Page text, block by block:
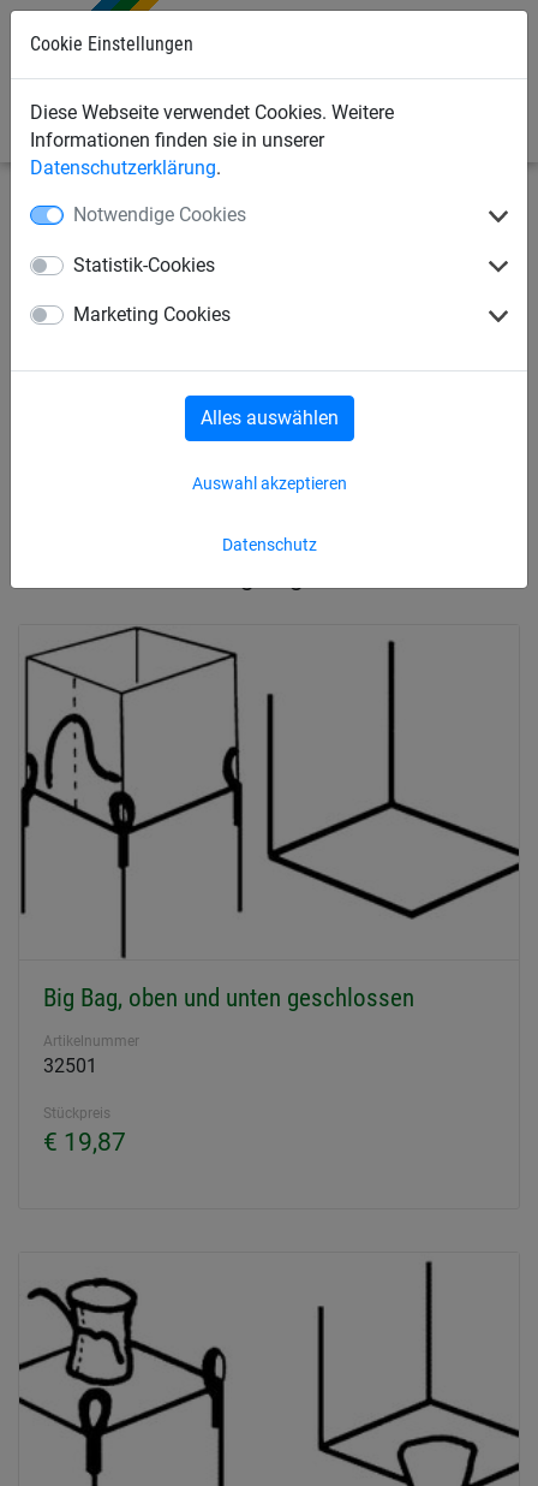
Cookie Einstellungen
Diese Webseite verwendet Cookies. Weitere
Informationen finden sie in unserer
Datenschutzerklärung.
Notwendige Cookies
Statistik-Cookies
Marketing Cookies
Datenschutz
Auswahl akzeptieren
Alles auswählen
Industrienetze
Netze & Seile zum Heben, Zurren,
Lastentransportnetze
Big Bag, oben und unten geschlossen
Artikelnummer
32501
Stückpreis
€ 19,87